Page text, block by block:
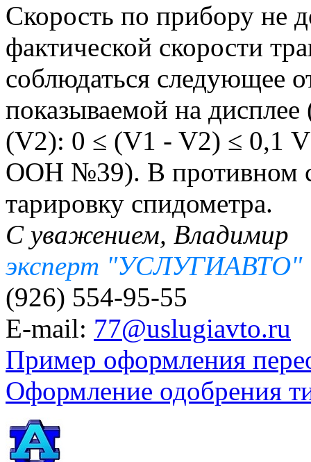
Скорость по прибору не
фактической скорости
соблюдаться следующее
показываемой на
(V2): 0 ≤ (V1 - V2) ≤ 0,1
ООН №39). В противном
тарировку спидометра.
С уважением, Владимир
эксперт "УСЛУГИАВТО"
(926) 554-95-55
E-mail: 77@uslugiavto.ru
Пример оформления
Оформление одобрения